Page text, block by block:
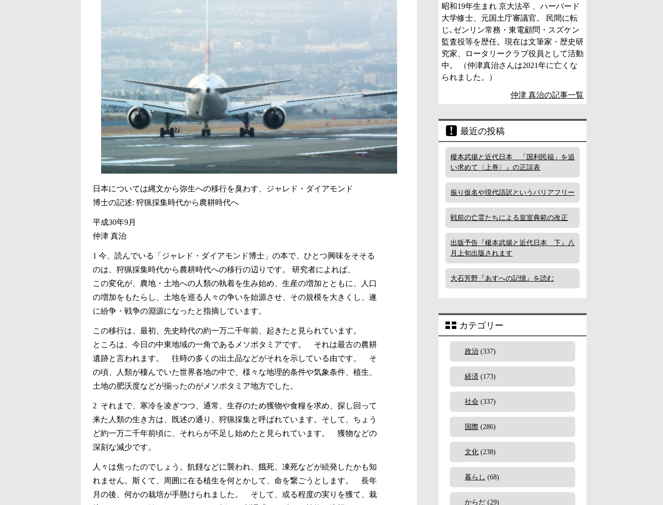
日本については縄文から弥生への移行を臭わす、ジャレド・ダイアモンド
博士の記述: 狩猟採集時代から農耕時代へ
平成30年9月
仲津 真治
1 今、読んでいる「ジャレド・ダイアモンド博士」の本で、ひとつ興味をそそる
のは、狩猟採集時代から農耕時代への移行の辺りです。 研究者によれば、
この変化が、農地・土地への人類の執着を生み始め、生産の増加とともに、人口
の増加をもたらし、土地を巡る人々の争いを始源させ、その規模を大きくし、遂
に紛争・戦争の淵源になったと指摘しています。
この移行は、最初、先史時代の約一万二千年前、起きたと見られています。
ところは、今日の中東地域の一角であるメソポタミアです。 それは最古の農耕
遺跡と言われます。 往時の多くの出土品などがそれを示している由です。 そ
の頃、人類が棲んでいた世界各地の中で、様々な地理的条件や気象条件、植生、
土地の肥沃度などが揃ったのがメソポタミア地方でした。
2 それまで、寒冷を凌ぎつつ、通常、生存のため獲物や食糧を求め、探し回って
来た人類の生き方は、既述の通り、狩猟採集と呼ばれています。そして、ちょう
ど約一万二千年前頃に、それらが不足し始めたと見られています。 獲物などの
深刻な減少です。
人々は焦ったのでしょう。飢饉などに襲われ、餓死、凍死などが続発したかも知
れません。斯くて、周囲に在る植生を何とかして、命を繋ごうとします。 長年
月の後、何かの栽培が手懸けられました。 そして、或る程度の実りを獲て、栽
昭和19年生まれ 京大法卒 、ハーバード
大学修士、元国土庁審議官。 民間に転
じ､ゼンリン常務・東電顧問・スズケン
監査役等を歴任。現在は文筆家・歴史研
究家、ロータリークラブ役員として活動
中。 （仲津真治さんは2021年に亡くな
られました。）
仲津 真治の記事一覧
最近の投稿
榎本武揚と近代日本 「国利民福」を追
い求めて〈上巻〉』の正誤表
振り仮名や現代語訳というバリアフリー
戦前の亡霊たちによる皇室典範の改正
出版予告『榎本武揚と近代日本 下』八
月上旬出版されます
大石芳野『あすへの記憶』を読む
カテゴリー
政治 (337)
経済 (173)
社会 (337)
国際 (286)
文化 (238)
暮らし (68)
からだ (29)